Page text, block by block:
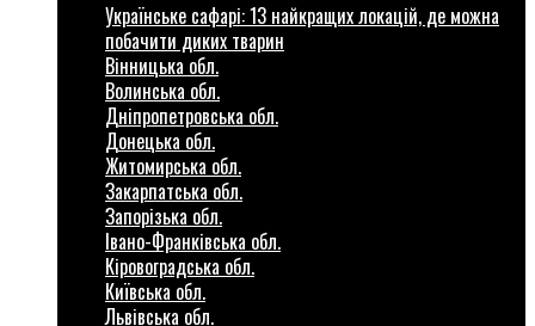
Українське сафарі: 13 найкращих локацій, де можна
побачити диких тварин
Вінницька обл.
Волинська обл.
Дніпропетровська обл.
Донецька обл.
Житомирська обл.
Закарпатська обл.
Запорізька обл.
Івано-Франківська обл.
Кіровоградська обл.
Київська обл.
Львівська обл.